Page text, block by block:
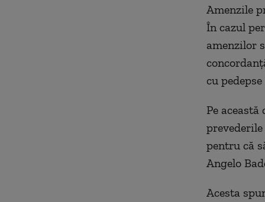
Amenzile
În cazul
amenzilor
cu
Pe
pentru că
Angelo
Acesta